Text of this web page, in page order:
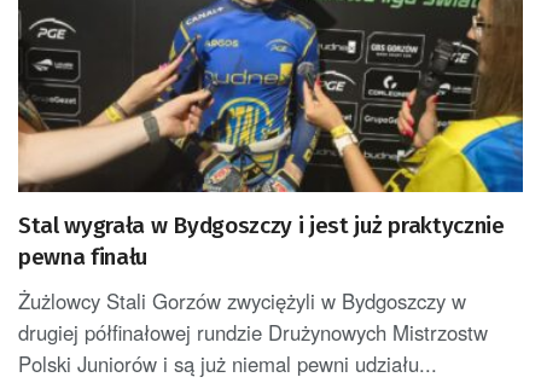
Stal wygrała w Bydgoszczy i jest już praktycznie
pewna finału
Żużlowcy Stali Gorzów zwyciężyli w Bydgoszczy w
drugiej półfinałowej rundzie Drużynowych Mistrzostw
Polski Juniorów i są już niemal pewni udziału...